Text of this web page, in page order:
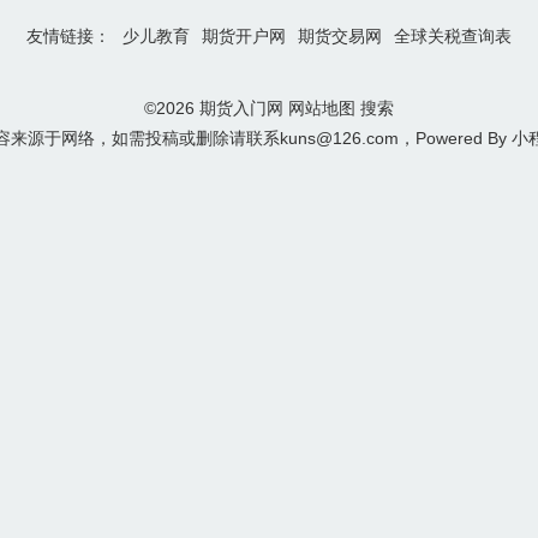
友情链接： 少儿教育 期货开户网 期货交易网 全球关税查询表
©2026 期货入门网 网站地图 搜索
来源于网络，如需投稿或删除请联系kuns@126.com，Powered By 小